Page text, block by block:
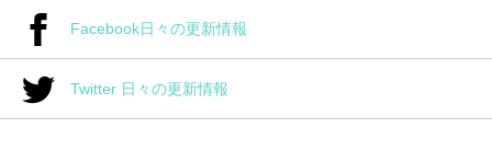
Facebook日々の更新情報
Twitter 日々の更新情報